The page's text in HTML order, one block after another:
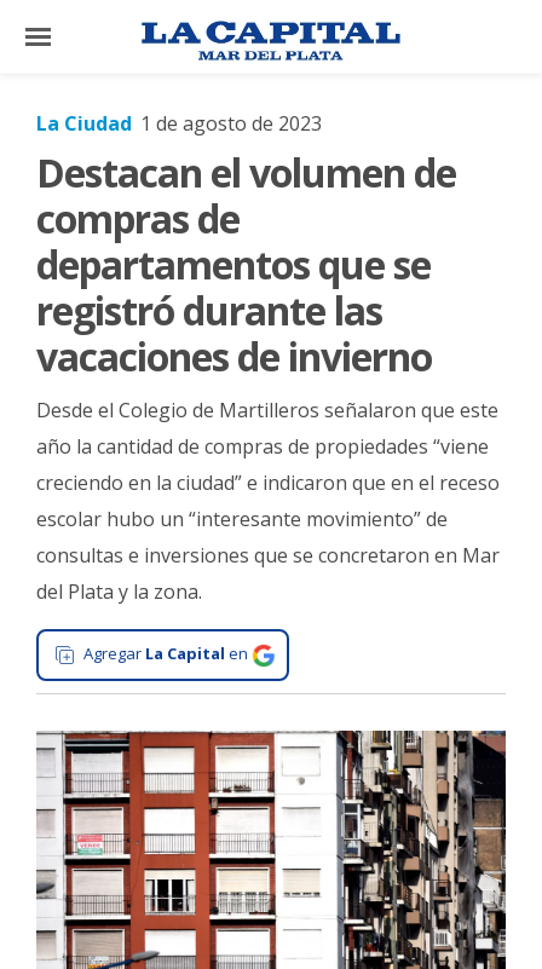
×
El
El
Mundo
La
Zona
Tecnología
Gastronomía
Salud
General
La
Ciudad
Arte
Espectáculos
Policiales
Cartelera
Fotos
La Ciudad 1 de agosto de 2023
Destacan el volumen de
compras de
departamentos que se
registró durante las
vacaciones de invierno
Desde el Colegio de Martilleros señalaron que este
año la cantidad de compras de propiedades “viene
creciendo en la ciudad” e indicaron que en el receso
escolar hubo un “interesante movimiento” de
consultas e inversiones que se concretaron en Mar
del Plata y la zona.
Agregar La Capital en